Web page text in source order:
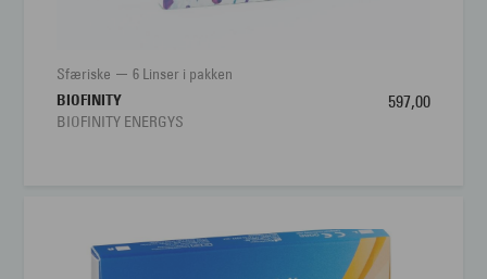
Sfæriske
6 Linser i pakken
BIOFINITY
BIOFINITY ENERGYS
597,00